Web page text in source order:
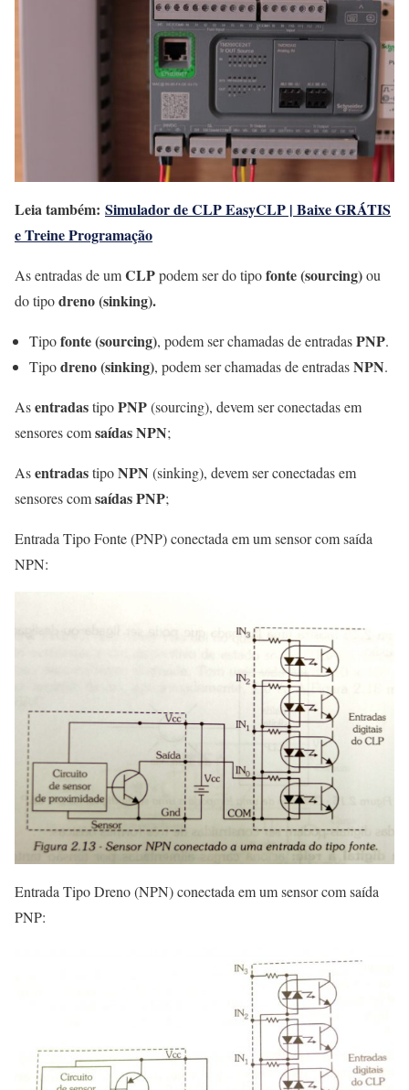
Leia também: Simulador de CLP EasyCLP | Baixe GRÁTIS
e Treine Programação
As entradas de umCLPpodem ser do tipofonte (sourcing)ou
do tipodreno (sinking).
Tipofonte (sourcing), podem ser chamadas de entradasPNP.
Tipodreno (sinking), podem ser chamadas de entradasNPN.
AsentradastipoPNP(sourcing), devem ser conectadas em
sensores comsaídas NPN;
AsentradastipoNPN (sinking), devem ser conectadas em
sensores comsaídas PNP;
Entrada Tipo Fonte (PNP) conectada em um sensor com saída
NPN:
Entrada Tipo Dreno (NPN) conectada em um sensor com saída
PNP: